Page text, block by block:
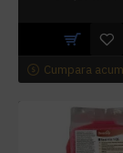
Cumpara acum